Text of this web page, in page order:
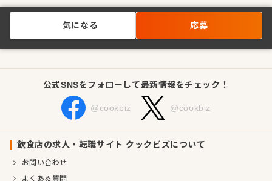
気になる 応募
公式SNSをフォローして最新情報をチェック！
@cookbiz @cookbiz
飲食店の求人・転職サイト クックビズについて
お問い合わせ
よくある質問